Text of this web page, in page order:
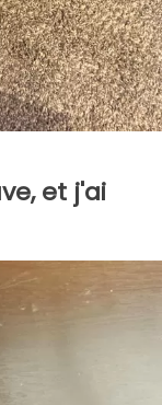
et j'ai